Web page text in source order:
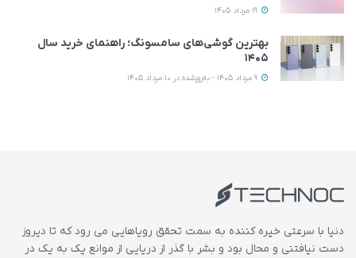
بهترین گوشی‌های سامسونگ؛ راهنمای خرید سال
۱۴۰۵
دنیا با سرعتی خیره کننده به سمت تحقق رویاهایی می رود که تا دیروز
دست نیافتنی و محال بود و بشر با گذر از دریایی از موانع یک به یک در